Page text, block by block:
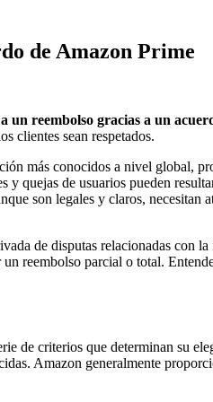
de Amazon Prime
reembolso gracias a un
clientes sean respetados.
más conocidos a nivel global,
y quejas de usuarios pueden
son legales y claros,
de disputas relacionadas
reembolso parcial o total.
de criterios que determinan su
Amazon generalmente